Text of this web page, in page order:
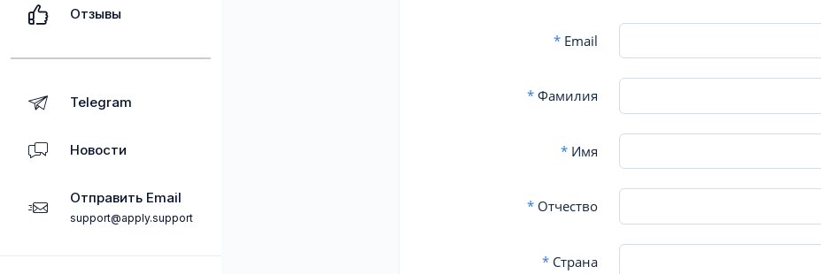
Отзывы
Telegram
Новости
Отправить Email
support@apply.support
*Email
*Фамилия
*Имя
*Отчество
*Страна